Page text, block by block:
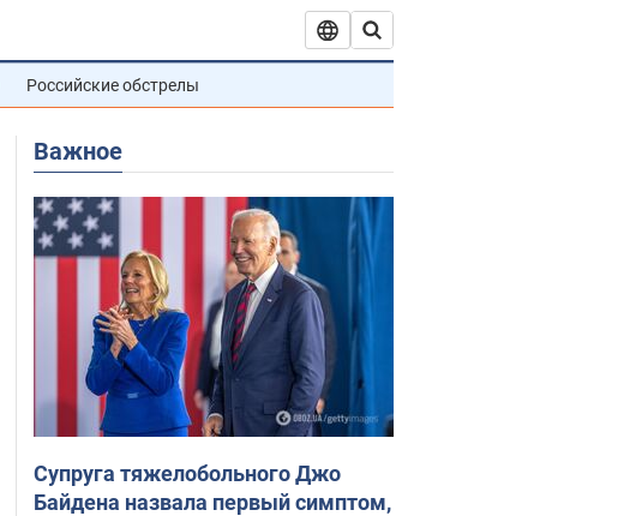
Российские обстрелы
Важное
Супруга тяжелобольного Джо
Байдена назвала первый симптом,